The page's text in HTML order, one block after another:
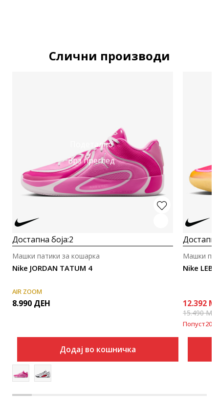
Слични производи
Подетално
Брз преглед
Достапна боја:2
Nike JORDAN TATUM 4
Машки патики за кошарка
AIR ZOOM
8.990 ДЕН
Додај во кошничка
Nike
Машки
12.392
15.490
Попуст20